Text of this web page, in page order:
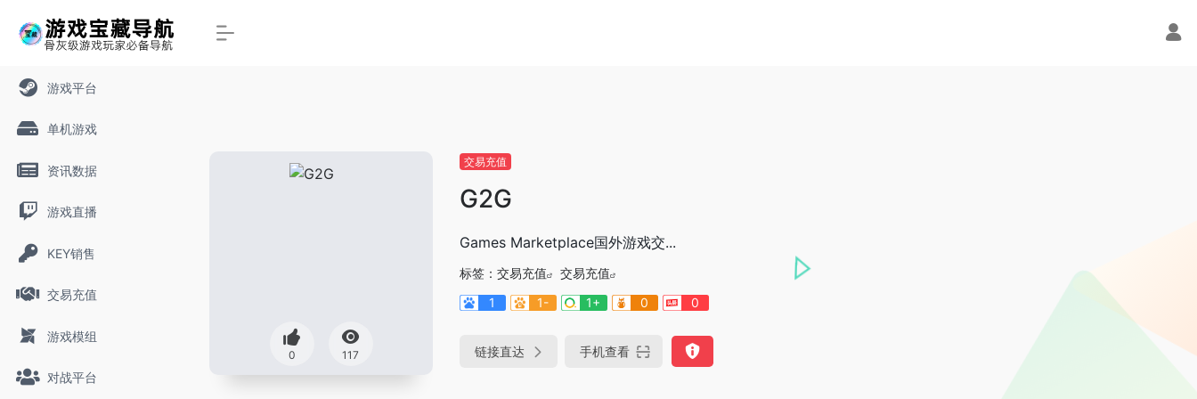
游戏平台
单机游戏
资讯数据
游戏直播
KEY销售
交易充值
游戏模组
对战平台
0 117
交易充值
G2G
Games Marketplace国外游戏交...
标签： 交易充值
交易充值
1
1- 1+ 0 0
链接直达 手机查看